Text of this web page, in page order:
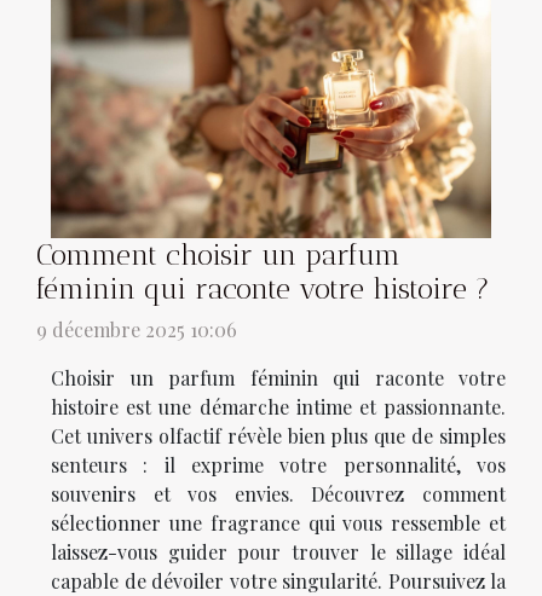
Comment choisir un parfum
féminin qui raconte votre histoire ?
9 décembre 2025 10:06
Choisir un parfum féminin qui raconte votre
histoire est une démarche intime et passionnante.
Cet univers olfactif révèle bien plus que de simples
senteurs : il exprime votre personnalité, vos
souvenirs et vos envies. Découvrez comment
sélectionner une fragrance qui vous ressemble et
laissez-vous guider pour trouver le sillage idéal
capable de dévoiler votre singularité. Poursuivez la